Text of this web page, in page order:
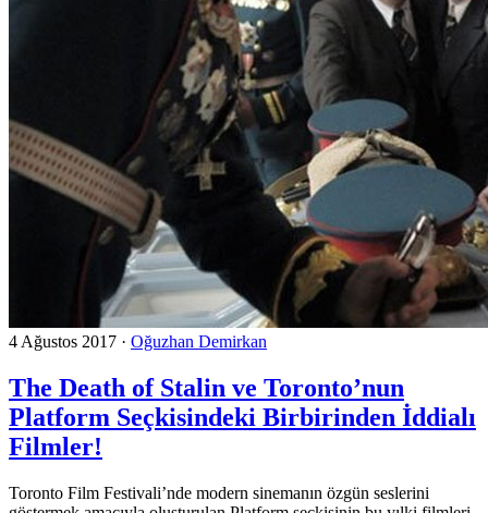
4 Ağustos 2017 · Oğuzhan Demirkan
The Death of Stalin ve Toronto’nun
Platform Seçkisindeki Birbirinden İddialı
Filmler!
Toronto Film Festivali’nde modern sinemanın özgün seslerini